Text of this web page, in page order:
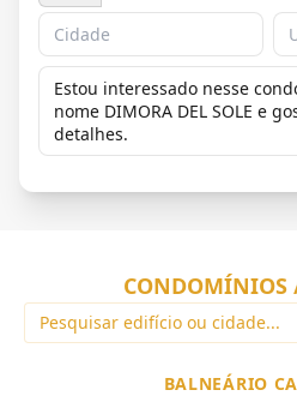
CONDOMÍNIOS
BALNEÁRIO